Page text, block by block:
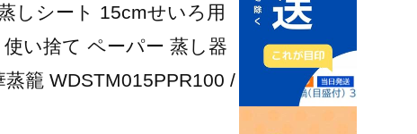
しシート 15cmせいろ用
い捨て ペーパー 蒸し器
籠 WDSTM015PPR100 /